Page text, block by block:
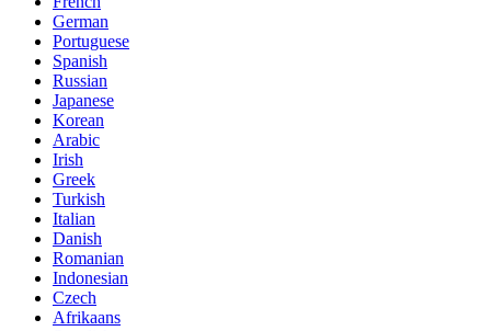
German
Portuguese
Spanish
Russian
Japanese
Korean
Arabic
Irish
Greek
Turkish
Italian
Danish
Romanian
Indonesian
Czech
Afrikaans